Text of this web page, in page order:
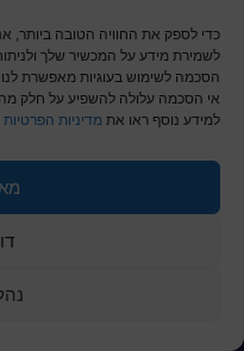
לשמירת מידע על המכשיר שלך
הסכמה לשימוש בעוגיות מאפשרת
אי הסכמה עלולה להשפיע על חלק
למידע נוסף ראו את מדיניות הפרטיות
© כל הזכויות שמורות לכותר